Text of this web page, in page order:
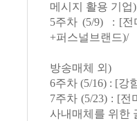
메시지 활용 기
5주차 (5/9) : [전
+퍼스널브랜드)/
사내매체
방송매체 외)
6주차 (5/16) : [강
7주차 (5/23) : [
사내매체를 위한